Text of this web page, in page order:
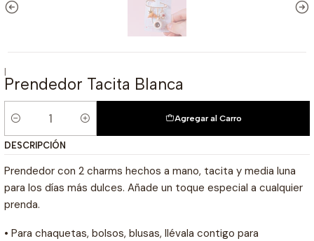
|
Prendedor Tacita Blanca
Cantidad
Agregar al Carro
DESCRIPCIÓN
Prendedor con 2 charms hechos a mano, tacita y media luna
para los días más dulces. Añade un toque especial a cualquier
prenda.
• Para chaquetas, bolsos, blusas, llévala contigo para